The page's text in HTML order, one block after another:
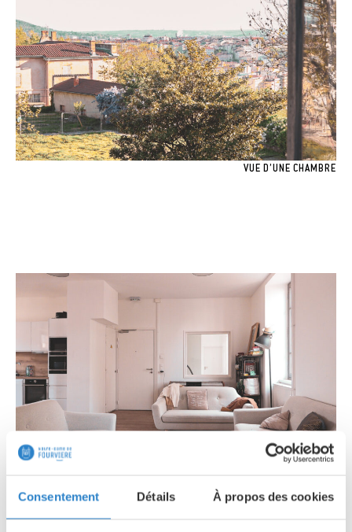
Consentement Détails À propos des cookies
VUE D’UNE CHAMBRE
SALON